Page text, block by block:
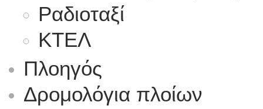
Ραδιοταξί
ΚΤΕΛ
Πλοηγός
Δρομολόγια πλοίων